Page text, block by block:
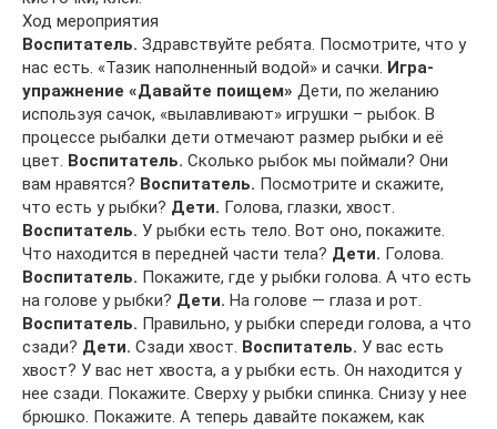
Ход мероприятия
Воспитатель. Здравствуйте ребята. Посмотрите, что у
нас есть. «Тазик наполненный водой» и сачки. Игра-
упражнение «Давайте поищем» Дети, по желанию
используя сачок, «вылавливают» игрушки – рыбок. В
процессе рыбалки дети отмечают размер рыбки и её
цвет. Воспитатель. Сколько рыбок мы поймали? Они
вам нравятся? Воспитатель. Посмотрите и скажите,
что есть у рыбки? Дети. Голова, глазки, хвост.
Воспитатель. У рыбки есть тело. Вот оно, покажите.
Что находится в передней части тела? Дети. Голова.
Воспитатель. Покажите, где у рыбки голова. А что есть
на голове у рыбки? Дети. На голове — глаза и рот.
Воспитатель. Правильно, у рыбки спереди голова, а что
сзади? Дети. Сзади хвост. Воспитатель. У вас есть
хвост? У вас нет хвоста, а у рыбки есть. Он находится у
нее сзади. Покажите. Сверху у рыбки спинка. Снизу у нее
брюшко. Покажите. А теперь давайте покажем, как